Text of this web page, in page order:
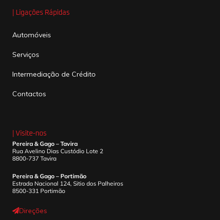
| Ligações Rápidas
Automóveis
Serviços
Intermediação de Crédito
Contactos
| Visite-nos
Pereira & Gago – Tavira
Rua Avelino Dias Custódio Lote 2
8800-737 Tavira
Pereira & Gago – Portimão
Estrada Nacional 124, Sitio dos Palheiros
8500-331 Portimão
Direções